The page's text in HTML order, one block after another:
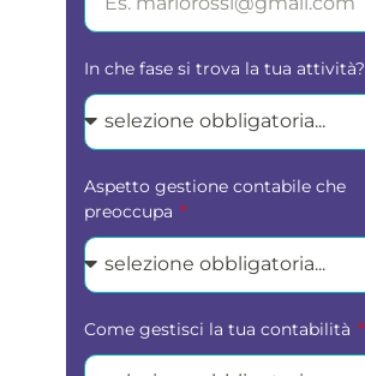
In che fase si trova la tua attività?
Aspetto gestione contabile che
preoccupa
Come gestisci la tua contabilità